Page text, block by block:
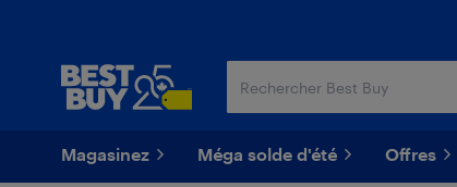
Magasinez Méga solde d'été Offres